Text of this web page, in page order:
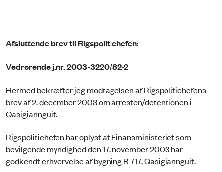
Afsluttende brev til Rigspolitichefen:
Vedrørende j.nr. 2003-3220/82-2
Hermed bekræfter jeg modtagelsen af Rigspolitichefens
brev af 2. december 2003 om arresten/detentionen i
Qasigiannguit.
Rigspolitichefen har oplyst at Finansministeriet som
bevilgende myndighed den 17. november 2003 har
godkendt erhvervelse af bygning B 717, Qasigiannguit.